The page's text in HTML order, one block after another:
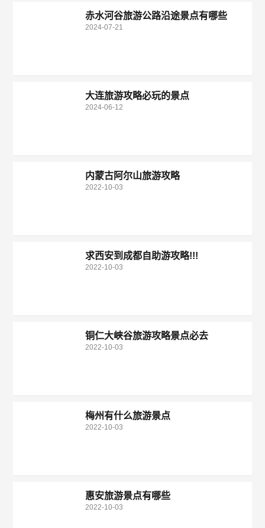
赤水河谷旅游公路沿途景点有哪些
2024-07-21
大连旅游攻略必玩的景点
2024-06-12
内蒙古阿尔山旅游攻略
2022-10-03
求西安到成都自助游攻略!!!
2022-10-03
铜仁大峡谷旅游攻略景点必去
2022-10-03
梅州有什么旅游景点
2022-10-03
惠安旅游景点有哪些
2022-10-03